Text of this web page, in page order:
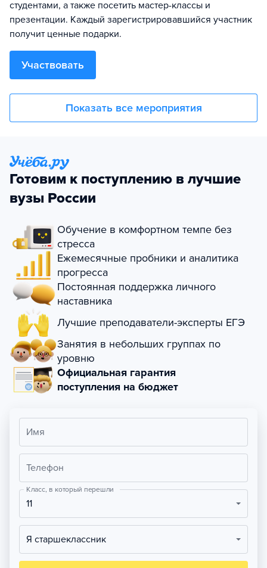
студентами, а также посетить мастер-классы и
презентации. Каждый зарегистрировавшийся участник
получит ценные подарки.
Участвовать
Показать все мероприятия
Готовим к поступлению в лучшие
вузы России
Обучение в комфортном темпе без
стресса
Ежемесячные пробники и аналитика
прогресса
Постоянная поддержка личного
наставника
Лучшие преподаватели-эксперты ЕГЭ
Занятия в небольших группах по
уровню
Официальная гарантия
поступления на бюджет
Имя
Телефон
Класс, в который перешли
11
Я старшеклассник